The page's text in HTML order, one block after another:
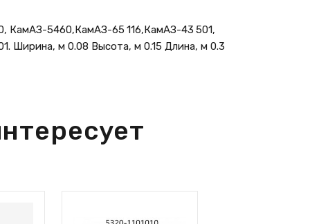
КамАЗ-5460,КамАЗ-65 116,КамАЗ-43 501,
Ширина, м 0.08 Высота, м 0.15 Длина, м 0.3